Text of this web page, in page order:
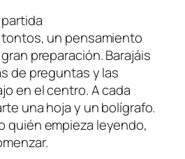
tontos, un pensamiento
preparación. Barajáis
de preguntas y las
en el centro. A cada
una hoja y un bolígrafo.
quién empieza leyendo,